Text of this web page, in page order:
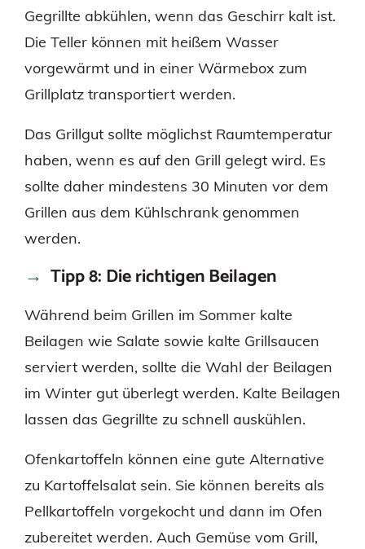
Gegrillte abkühlen, wenn das Geschirr kalt ist.
Die Teller können mit heißem Wasser
vorgewärmt und in einer Wärmebox zum
Grillplatz transportiert werden.
Das Grillgut sollte möglichst Raumtemperatur
haben, wenn es auf den Grill gelegt wird. Es
sollte daher mindestens 30 Minuten vor dem
Grillen aus dem Kühlschrank genommen
werden.
Tipp 8: Die richtigen Beilagen
Während beim Grillen im Sommer kalte
Beilagen wie Salate sowie kalte Grillsaucen
serviert werden, sollte die Wahl der Beilagen
im Winter gut überlegt werden. Kalte Beilagen
lassen das Gegrillte zu schnell auskühlen.
Ofenkartoffeln können eine gute Alternative
zu Kartoffelsalat sein. Sie können bereits als
Pellkartoffeln vorgekocht und dann im Ofen
zubereitet werden. Auch Gemüse vom Grill,